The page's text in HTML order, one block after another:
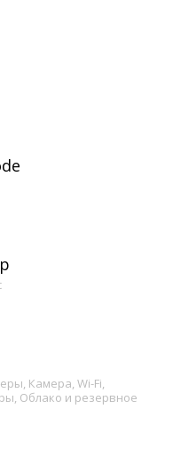
, Камера, Wi-Fi,
, Облако и резервное